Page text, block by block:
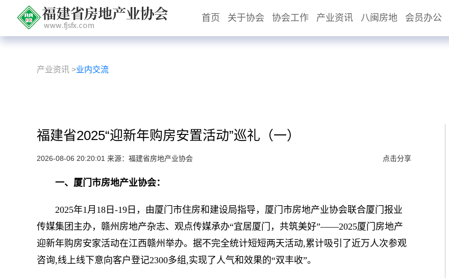
首页 关于协会 协会工作 产业资讯 八闽房地 会员办公
产业资讯 >业内交流
福建省2025“迎新年购房安置活动”巡礼（一）
2026-08-06 20:20:01 来源：福建省房地产业协会 点击分享
一、 厦门市房地产业协会：
2025年1月18日-19日，由厦门市住房和建设局指导，厦门市房地产业协会联合厦门报业
传媒集团主办，赣州房地产杂志、观点传媒承办“宜居厦门，共筑美好”——2025厦门房地产
迎新年购房安家活动在江西赣州举办。据不完全统计短短两天活动,累计吸引了近万人次参观
咨询,线上线下意向客户登记2300多组,实现了人气和效果的“双丰收”。